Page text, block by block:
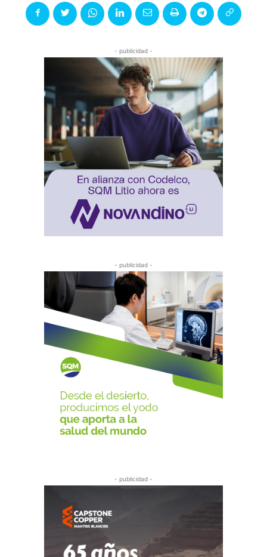
- publicidad -
- publicidad -
- publicidad -